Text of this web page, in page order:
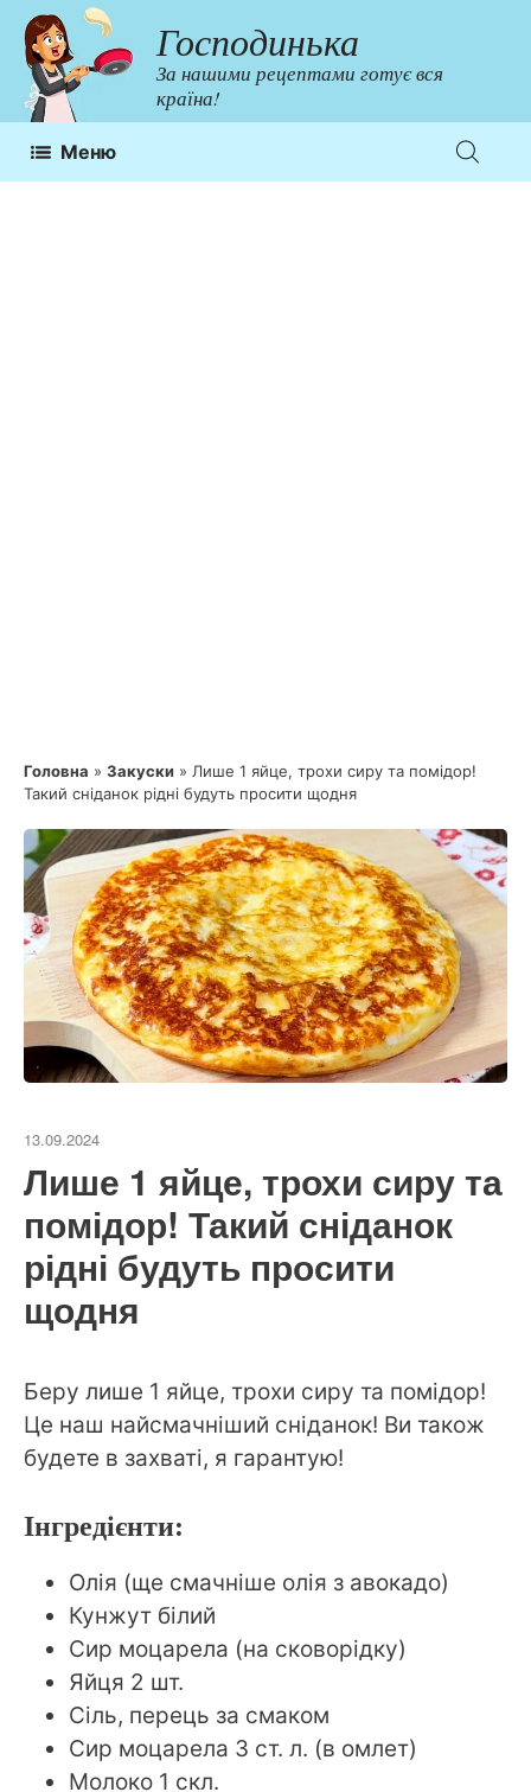
Перейти
до
контенту
Господинька
За нашими рецептами готує вся
країна!
Меню
Головна » Закуски » Лише 1 яйце, трохи сиру та помідор!
Такий сніданок рідні будуть просити щодня
13.09.2024
Лише 1 яйце, трохи сиру та
помідор! Такий сніданок
рідні будуть просити
щодня
Беру лише 1 яйце, трохи сиру та помідор!
Це наш найсмачніший сніданок! Ви також
будете в захваті, я гарантую!
Інгредієнти:
Олія (ще смачніше олія з авокадо)
Кунжут білий
Сир моцарела (на сковорідку)
Яйця 2 шт.
Сіль, перець за смаком
Сир моцарела 3 ст. л. (в омлет)
Молоко 1 скл.